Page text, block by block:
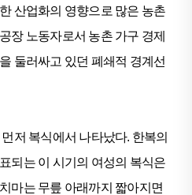
산업화의 영향으로 많은 농촌
장 노동자로서 농촌 가구 경제
둘러싸고 있던 폐쇄적 경계선
저 복식에서 나타났다. 한복의
되는 이 시기의 여성의 복식은
마는 무릎 아래까지 짧아지면